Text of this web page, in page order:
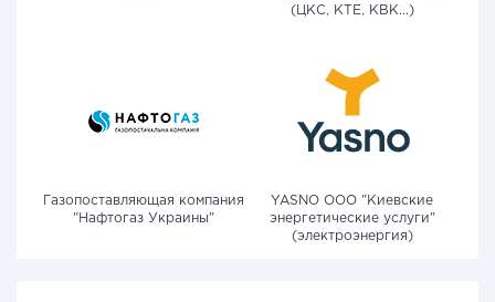
(ЦКС, КТЕ, КВК...)
Газопоставляющая компания
"Нафтогаз Украины"
YASNO OOO "Киевские
энергетические услуги"
(электроэнергия)